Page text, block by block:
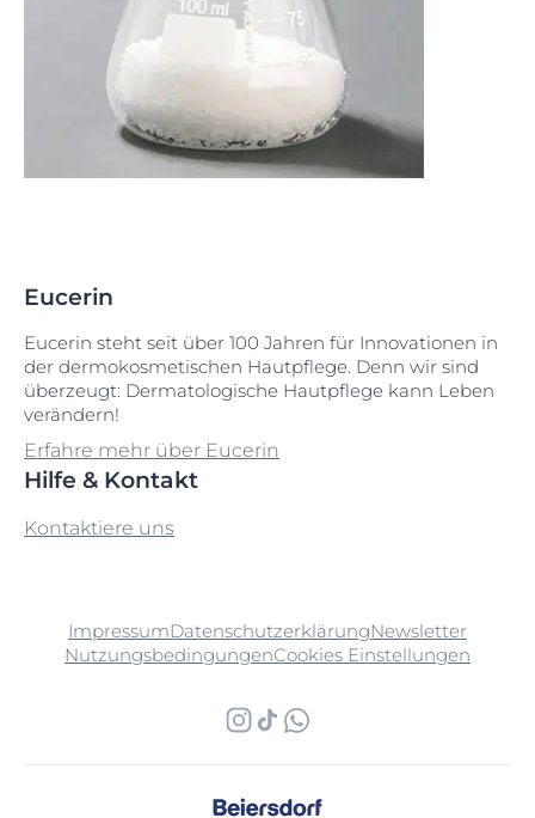
Eucerin
Eucerin steht seit über 100 Jahren für Innovationen in
der dermokosmetischen Hautpflege. Denn wir sind
überzeugt: Dermatologische Hautpflege kann Leben
verändern!
Erfahre mehr über Eucerin
Hilfe & Kontakt
Kontaktiere uns
ImpressumDatenschutzerklärungNewsletter
NutzungsbedingungenCookies Einstellungen